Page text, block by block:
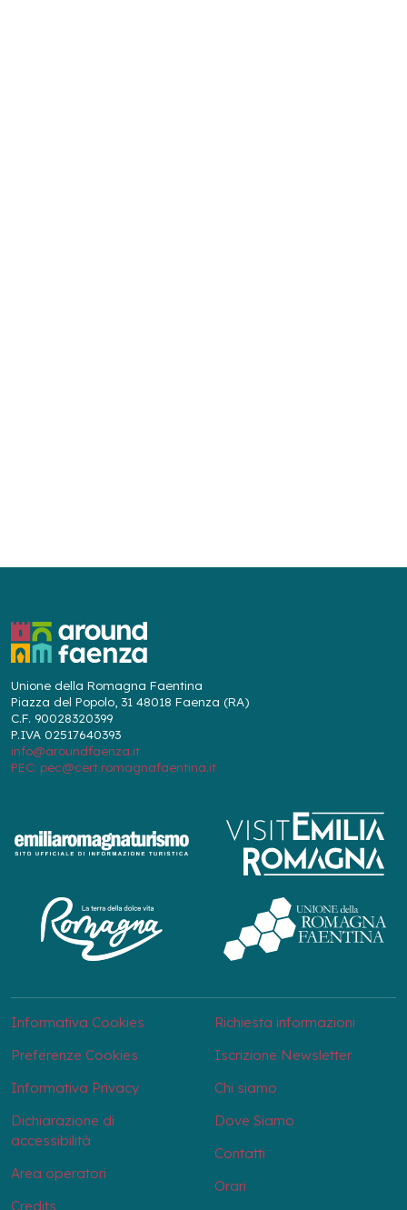
Unione della Romagna Faentina
Piazza del Popolo, 31 48018 Faenza (RA)
C.F. 90028320399
P.IVA 02517640393
info@aroundfaenza.it
PEC: pec@cert.romagnafaentina.it
Informativa Cookies
Preferenze Cookies
Informativa Privacy
Dichiarazione di
accessibilità
Area operatori
Credits
Richiesta informazioni
Iscrizione Newsletter
Chi siamo
Dove Siamo
Contatti
Orari